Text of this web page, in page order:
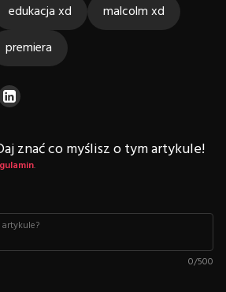
edukacja xd
malcolm xd
premiera
znać co myślisz o tym artykule!
.
0/500